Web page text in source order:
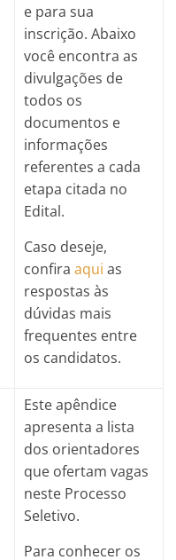
e para sua
inscrição. Abaixo
você encontra as
divulgações de
todos os
documentos e
informações
referentes a cada
etapa citada no
Edital.
Caso deseje,
confiraaqui as
respostas às
dúvidas mais
frequentes entre
os candidatos.
Este apêndice
apresenta a lista
dos orientadores
que ofertam vagas
neste Processo
Seletivo.
Para conhecer os